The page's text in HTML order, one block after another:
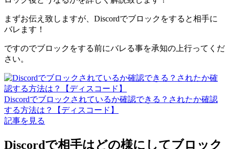
まずお伝え致しますが、Discordでブロックをすると相手に
バレます！
ですのでブロックをする前にバレる事を承知の上行ってくだ
さい。
Discordでブロックされているか確認できる？されたか確認
する方法は？【ディスコード】
記事を見る
Discordで相手はどの様にしてブロック